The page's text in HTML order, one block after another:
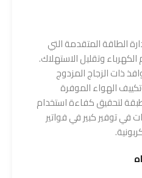
الطاقة المتقدمة التي
وتقليل الاستهلاك.
ذات الزجاج المزدوج
الهواء الموفرة
لتحقيق كفاءة استخدام
في توفير كبير في فواتير